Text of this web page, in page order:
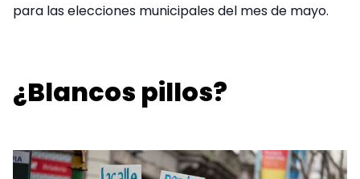
para las elecciones municipales del mes de mayo.
¿Blancos pillos?